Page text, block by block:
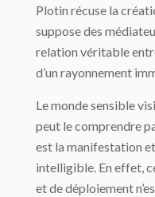
Plotin récuse la
suppose des
relation véritable
d’un rayonnement
Le monde sensible
peut le comprendre
est la manifestation
intelligible. En effet,
et de déploiement